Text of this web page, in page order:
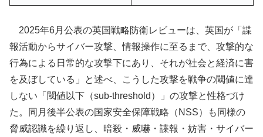
2025年6月公表の英国戦略防衛レビューは、英国が「諜
報活動からサイバー攻撃、情報操作に至るまで、攻撃的な
行為による日常的な攻撃下にあり、それが社会と経済に害
を及ぼしている」と述べ、こうした攻撃を戦争の閾値に達
しない「閾値以下（sub-threshold）」の攻撃と性格づけ
た。同月後半公表の国家安全保障戦略（NSS）も同様の
脅威認識を繰り返し、暗殺・威嚇・諜報・妨害・サイバー